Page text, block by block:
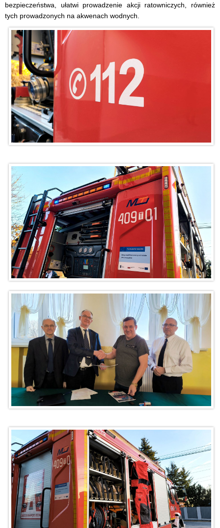
bezpieczeństwa, ułatwi prowadzenie akcji ratowniczych, również
tych prowadzonych na akwenach wodnych.